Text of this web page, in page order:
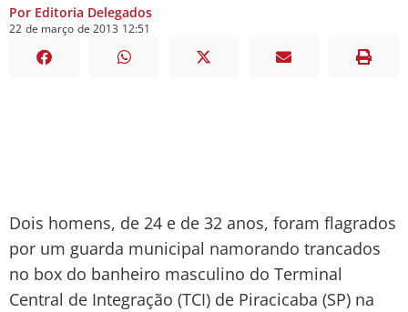
Por Editoria Delegados
22 de março de 2013 12:51
Dois homens, de 24 e de 32 anos, foram flagrados
por um guarda municipal namorando trancados
no box do banheiro masculino do Terminal
Central de Integração (TCI) de Piracicaba (SP) na